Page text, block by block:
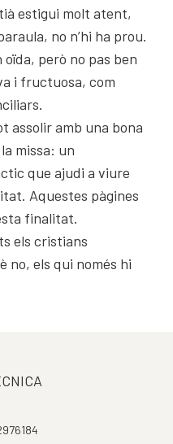
estigui molt atent,
no n’hi ha prou.
però no pas ben
i fructuosa, com
assolir amb una bona
missa: un
que ajudi a viure
Aquestes pàgines
finalitat.
els cristians
no, els qui només hi